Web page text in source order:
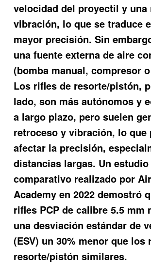
velocidad del proyectil y una
vibración, lo que se traduce
mayor precisión. Sin
una fuente externa de aire
(bomba manual, compresor
Los rifles de resorte/pistón,
lado, son más autónomos y
a largo plazo, pero suelen
retroceso y vibración, lo que
afectar la precisión,
distancias largas. Un estudio
comparativo realizado por
Academy en 2022 demostró
rifles PCP de calibre 5.5 mm
una desviación estándar de
(ESV) un 30% menor que los
resorte/pistón similares.